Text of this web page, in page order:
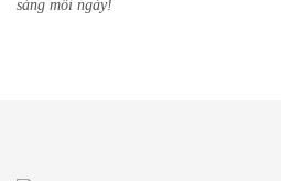
sáng mỗi ngày!